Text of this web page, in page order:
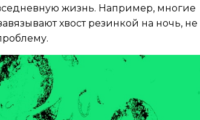
жизнь. Например, многие
хвост резинкой на ночь, не